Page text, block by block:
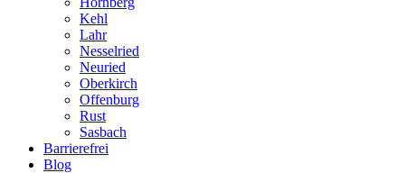
Kehl
Lahr
Nesselried
Neuried
Oberkirch
Offenburg
Rust
Sasbach
Barrierefrei
Blog